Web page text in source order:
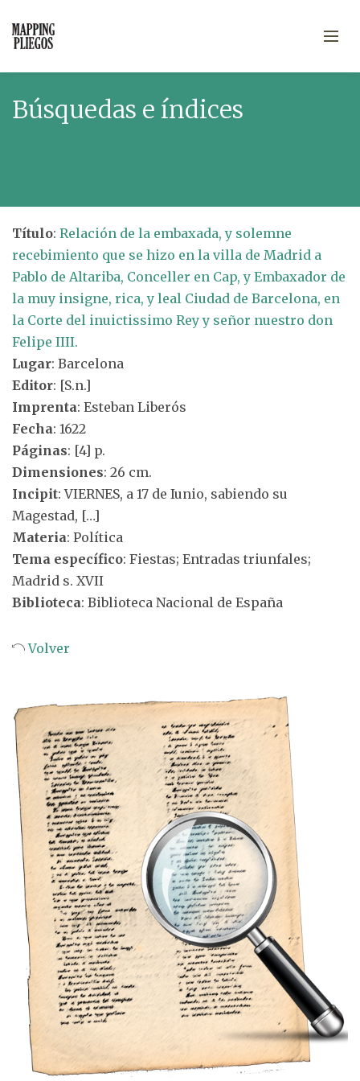
Búsquedas e índices
Título: Relación de la embaxada, y solemne
recebimiento que se hizo en la villa de Madrid a
Pablo de Altariba, Conceller en Cap, y Embaxador de
la muy insigne, rica, y leal Ciudad de Barcelona, en
la Corte del inuictissimo Rey y señor nuestro don
Felipe IIII.
Lugar: Barcelona
Editor: [S.n.]
Imprenta: Esteban Liberós
Fecha: 1622
Páginas: [4] p.
Dimensiones: 26 cm.
Incipit: VIERNES, a 17 de Iunio, sabiendo su
Magestad, […]
Materia: Política
Tema específico: Fiestas; Entradas triunfales;
Madrid s. XVII
Biblioteca: Biblioteca Nacional de España
Volver